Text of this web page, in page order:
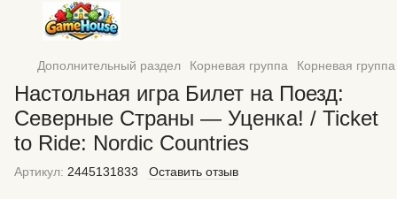
Дополнительный раздел Корневая группа Корневая
Настольная игра Билет на Поезд:
Северные Страны — Уценка! / Ticket
to Ride: Nordic Countries
Артикул: 2445131833 Оставить отзыв